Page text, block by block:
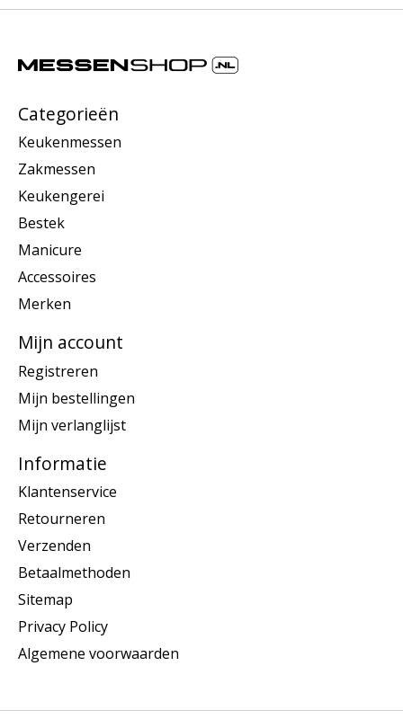
Categorieën
Keukenmessen
Zakmessen
Keukengerei
Bestek
Manicure
Accessoires
Merken
Mijn account
Registreren
Mijn bestellingen
Mijn verlanglijst
Informatie
Klantenservice
Retourneren
Verzenden
Betaalmethoden
Sitemap
Privacy Policy
Algemene voorwaarden